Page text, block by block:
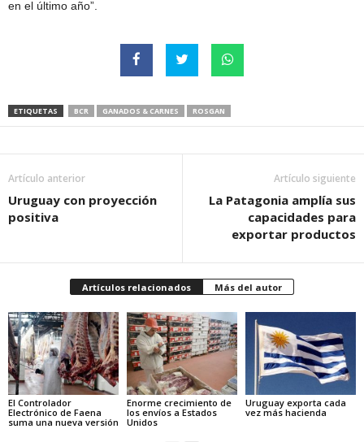
en el último año”.
ETIQUETAS BCR GANADOS & CARNES ROSGAN
Artículo anterior
Uruguay con proyección
positiva
Artículo siguiente
La Patagonia amplía sus
capacidades para
exportar productos
Artículos relacionados Más del autor
El Controlador
Electrónico de Faena
suma una nueva versión
Enorme crecimiento de
los envíos a Estados
Unidos
Uruguay exporta cada
vez más hacienda